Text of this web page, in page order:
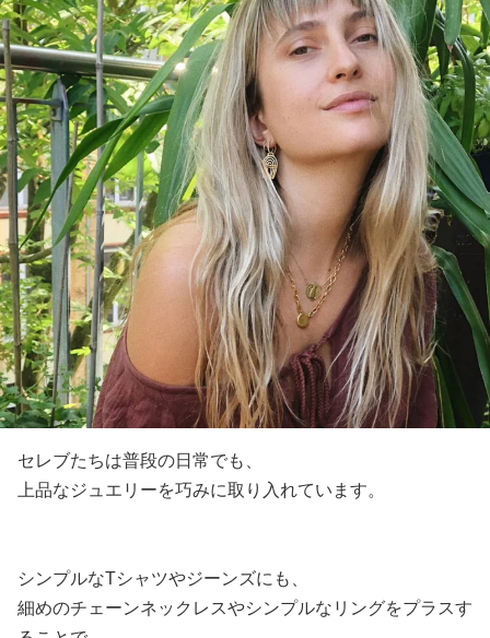
セレブたちは普段の日常でも、
上品なジュエリーを巧みに取り入れています。
シンプルなTシャツやジーンズにも、
細めのチェーンネックレスやシンプルなリングをプラスす